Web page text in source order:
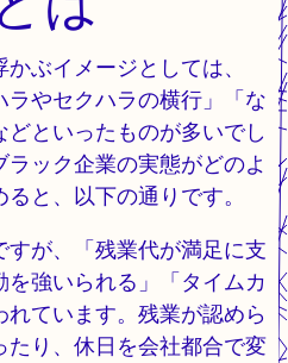
ぶイメージとしては、
ラやセクハラの横行」「な
といったものが多いでし
ック企業の実態がどのよ
と、以下の通りです。
すが、「残業代が満足に支
強いられる」「タイムカ
ています。残業が認めら
り、休日を会社都合で変